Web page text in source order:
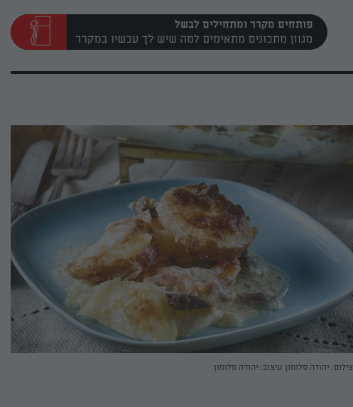
פותחים מקרר ומתחילים לבשל
צילום: יהודה סלומון עיצוב: יהודה סלומון